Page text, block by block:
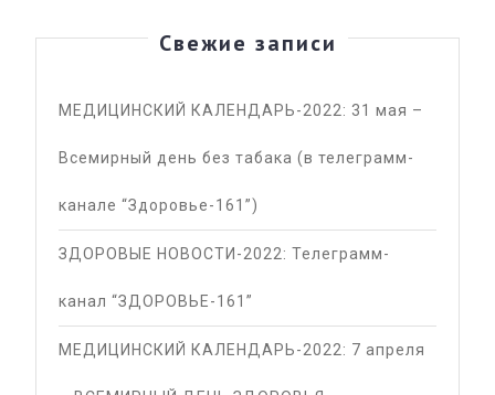
Свежие записи
МЕДИЦИНСКИЙ КАЛЕНДАРЬ-2022: 31 мая –
Всемирный день без табака (в телеграмм-
канале “Здоровье-161”)
ЗДОРОВЫЕ НОВОСТИ-2022: Телеграмм-
канал “ЗДОРОВЬЕ-161”
МЕДИЦИНСКИЙ КАЛЕНДАРЬ-2022: 7 апреля